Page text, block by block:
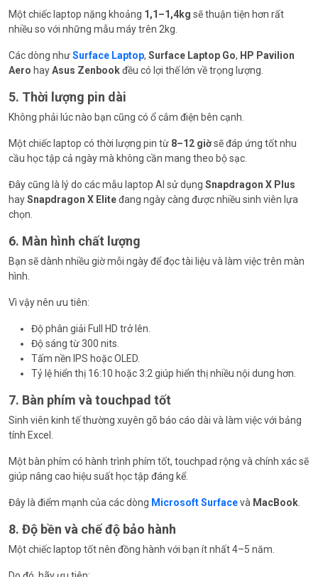
Một chiếc laptop nặng khoảng 1,1–1,4kg sẽ thuận tiện hơn rất
nhiều so với những mẫu máy trên 2kg.
Các dòng nhưSurface Laptop, Surface Laptop Go, HP Pavilion
Aero hayAsus Zenbookđều có lợi thế lớn về trọng lượng.
5. Thời lượng pin dài
Không phải lúc nào bạn cũng có ổ cắm điện bên cạnh.
Một chiếc laptop có thời lượng pin từ 8–12 giờsẽ đáp ứng tốt nhu
cầu học tập cả ngày mà không cần mang theo bộ sạc.
Đây cũng là lý do các mẫu laptop AI sử dụng Snapdragon X Plus
haySnapdragon X Eliteđang ngày càng được nhiều sinh viên lựa
chọn.
6. Màn hình chất lượng
Bạn sẽ dành nhiều giờ mỗi ngày để đọc tài liệu và làm việc trên màn
hình.
Vì vậy nên ưu tiên:
Độ phân giải Full HD trở lên.
Độ sáng từ 300 nits.
Tấm nền IPS hoặc OLED.
Tỷ lệ hiển thị 16:10 hoặc 3:2 giúp hiển thị nhiều nội dung hơn.
7. Bàn phím và touchpad tốt
Sinh viên kinh tế thường xuyên gõ báo cáo dài và làm việc với bảng
tính Excel.
Một bàn phím có hành trình phím tốt, touchpad rộng và chính xác sẽ
giúp nâng cao hiệu suất học tập đáng kể.
Đây là điểm mạnh của các dòng Microsoft Surfacevà MacBook.
8. Độ bền và chế độ bảo hành
Một chiếc laptop tốt nên đồng hành với bạn ít nhất 4–5 năm.